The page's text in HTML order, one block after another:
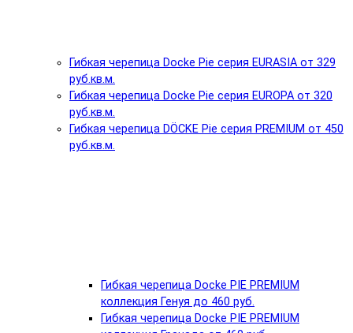
Гибкая черепица Docke Pie серия EURASIA от 329
руб.кв.м.
Гибкая черепица Docke Pie серия EUROPA от 320
руб.кв.м.
Гибкая черепица DÖCKE Pie серия PREMIUM от 450
руб.кв.м.
Гибкая черепица Docke PIE PREMIUM
коллекция Генуя до 460 руб.
Гибкая черепица Docke PIE PREMIUM